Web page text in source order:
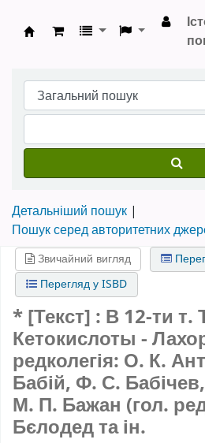
Бібліотека НТШ ›
Детальніший пошук
Пошук серед авторитетних
Звичайний вигляд
Перегляд у ISBD
* [Текст] : В 12-ти т.
Кетокислоты -
редколегія: О. К.
Бабій, Ф. С.
М. П. Бажан (гол.
Бєлодед та ін.